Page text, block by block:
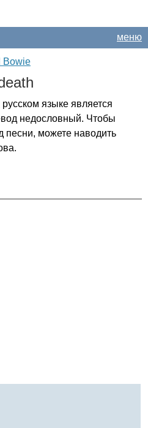
меню
Bowie
языке является
недословный. Чтобы
песни, можете наводить